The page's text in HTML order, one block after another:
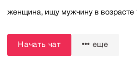
женщина, ищу мужчину в возрасте
Начать чат еще